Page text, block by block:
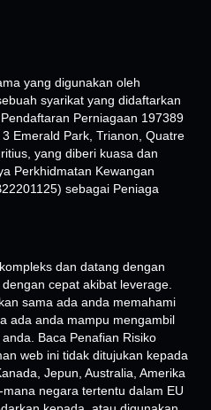
yang digunakan oleh
syarikat yang didaftarkan
Perniagaan 197389
Emerald Park, Trianon, Quatre
yang diberi kuasa dan
Perkhidmatan Kewangan
sebagai Peniaga
dan datang dengan
cepat akibat leverage.
sama ada anda memahami
ada anda mampu mengambil
Baca Penafian Risiko
web ini tidak ditujukan kepada
Jepun, Australia, Amerika
negara tertentu dalam EU